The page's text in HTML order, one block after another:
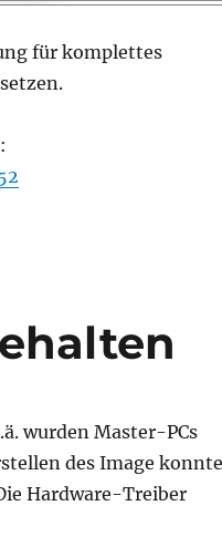
für komplettes
wurden Master-PCs
des Image
Hardware-Treiber